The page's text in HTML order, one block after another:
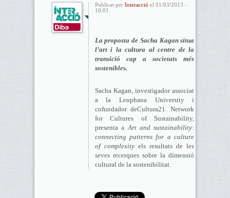
Publicat per Interacció el 01/03/2013 -
16:01
La proposta de Sacha Kagan situa
l’art i la cultura al centre de la
transició cap a societats més
sostenibles.
Sacha Kagan, investigador associat
a la Leuphana University i
cofundador deCultura21. Network
for Cultures of Sustainability,
presenta aArt and sustainability:
connecting patterns for a culture
of complexityels resultats de les
seves recerques sobre la dimensió
cultural de la sostenibilitat.